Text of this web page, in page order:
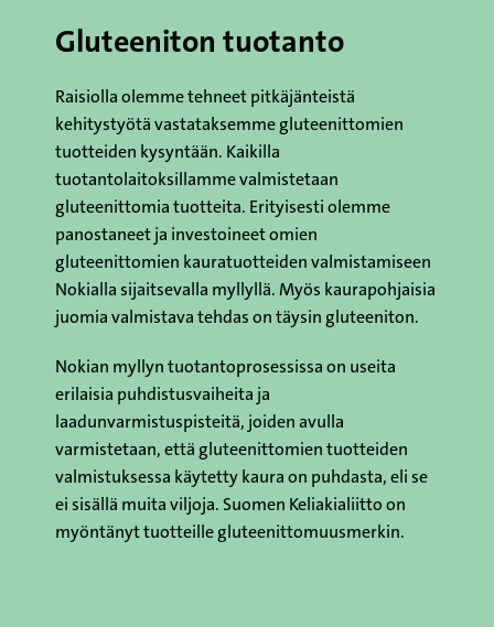
Gluteeniton tuotanto
Raisiolla olemme tehneet pitkäjänteistä
kehitystyötä vastataksemme gluteenittomien
tuotteiden kysyntään. Kaikilla
tuotantolaitoksillamme valmistetaan
gluteenittomia tuotteita. Erityisesti olemme
panostaneet ja investoineet omien
gluteenittomien kauratuotteiden valmistamiseen
Nokialla sijaitsevalla myllyllä. Myös kaurapohjaisia
juomia valmistava tehdas on täysin gluteeniton.
Nokian myllyn tuotantoprosessissa on useita
erilaisia puhdistusvaiheita ja
laadunvarmistuspisteitä, joiden avulla
varmistetaan, että gluteenittomien tuotteiden
valmistuksessa käytetty kaura on puhdasta, eli se
ei sisällä muita viljoja. Suomen Keliakialiitto on
myöntänyt tuotteille gluteenittomuusmerkin.